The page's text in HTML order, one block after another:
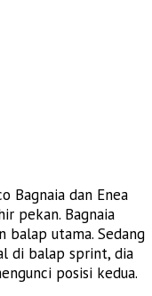
Bagnaia dan Enea
pekan. Bagnaia
balap utama. Sedang
di balap sprint, dia
posisi kedua.